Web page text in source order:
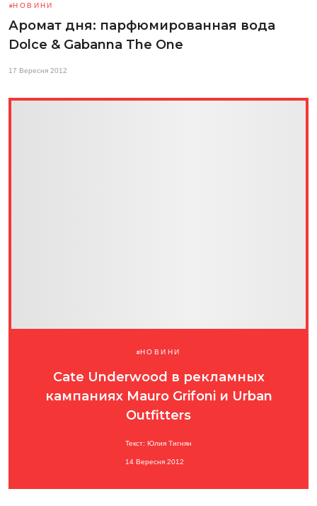
НОВИНИ
Аромат дня: парфюмированная вода
Dolce & Gabanna The One
17 Вересня 2012
НОВИНИ
Cate Underwood в рекламных
кампаниях Mauro Grifoni и Urban
Outfitters
Текст: Юлия Тигнян
14 Вересня 2012